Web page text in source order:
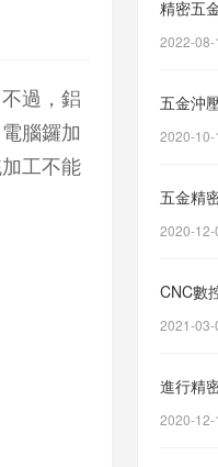
過，鋁
腦鑼加
工不能
精密五
2022-08-
五金沖
2020-10-
五金精
2020-12-
CNC數
2021-03-
2020-12-